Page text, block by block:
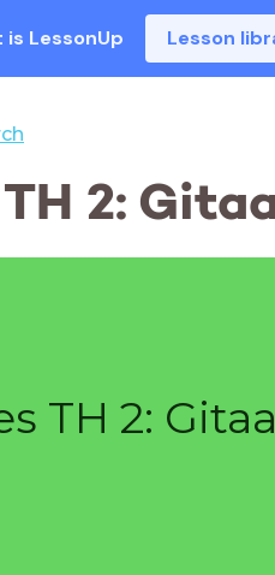
is LessonUp Lesson
2:
TH 2: